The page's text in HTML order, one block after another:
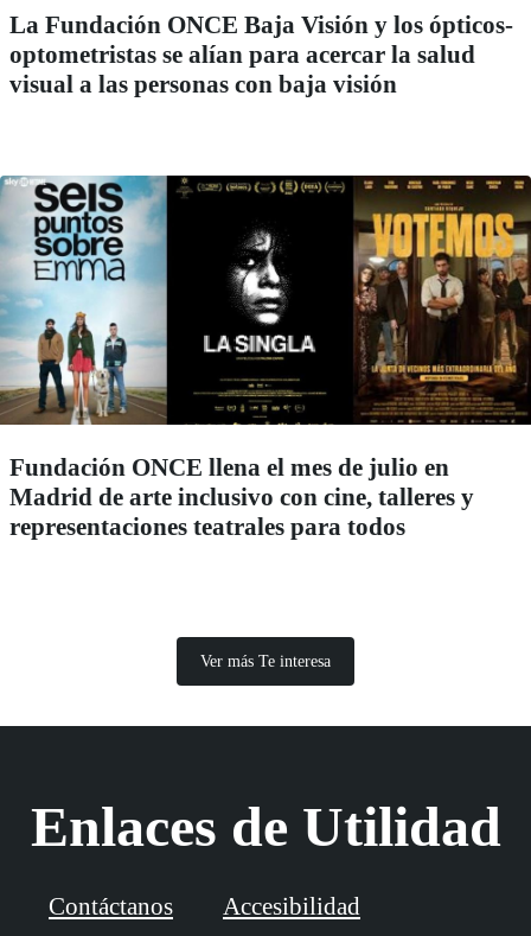
La Fundación ONCE Baja Visión y los ópticos-
optometristas se alían para acercar la salud
visual a las personas con baja visión
Fundación ONCE llena el mes de julio en
Madrid de arte inclusivo con cine, talleres y
representaciones teatrales para todos
Ver más Te interesa
Enlaces de Utilidad
Contáctanos Accesibilidad